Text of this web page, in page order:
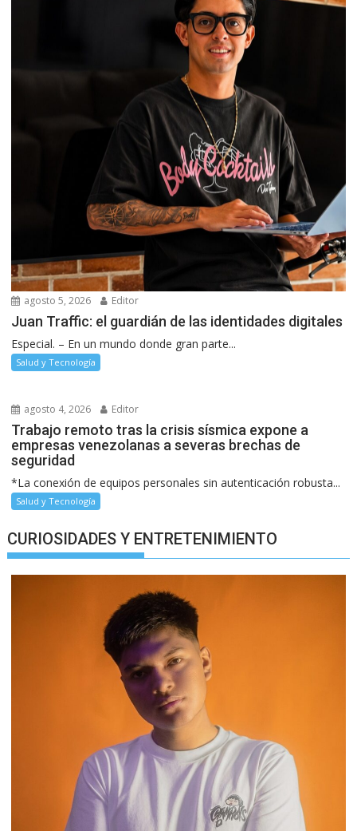
agosto 5, 2026 Editor
Juan Traffic: el guardián de las identidades digitales
Especial. – En un mundo donde gran parte...
Salud y Tecnología
agosto 4, 2026 Editor
Trabajo remoto tras la crisis sísmica expone a
empresas venezolanas a severas brechas de
seguridad
*La conexión de equipos personales sin autenticación robusta...
Salud y Tecnología
CURIOSIDADES Y ENTRETENIMIENTO